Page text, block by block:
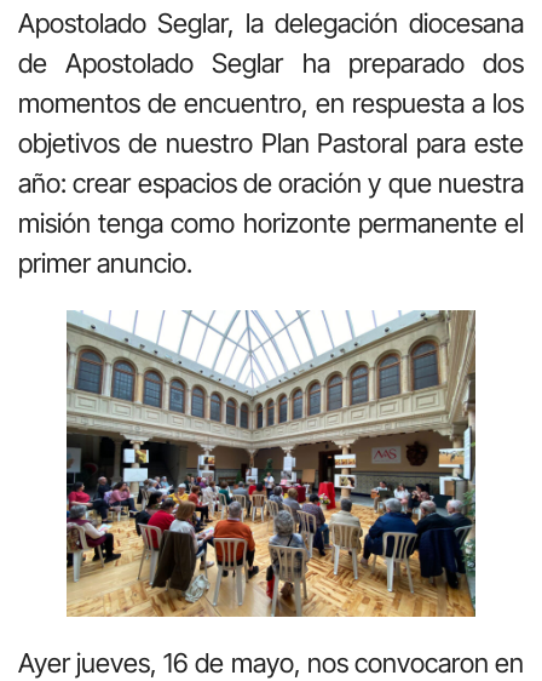
Apostolado Seglar, la delegación diocesana
de Apostolado Seglar ha preparado dos
momentos de encuentro, en respuesta a los
objetivos de nuestro Plan Pastoral para este
año: crear espacios de oración y que nuestra
misión tenga como horizonte permanente el
primer anuncio.
Ayer jueves, 16 de mayo, nos convocaron en